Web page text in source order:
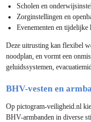
Scholen en
Zorginstellingen en
Evenementen en
Deze uitrusting kan flexibel
noodplan, en vormt een
geluidssystemen,
BHV-vesten en
Op pictogram-veiligheid.nl
BHV-armbanden in diverse